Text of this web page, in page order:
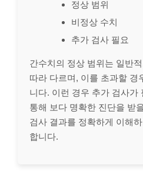
정상 범위
비정상 수치
추가 검사 필요
간수치의 정상 범위는 일반
따라 다르며, 이를 초과할 경
니다. 이런 경우 추가 검사가
통해 보다 명확한 진단을 받
검사 결과를 정확하게 이해
합니다.